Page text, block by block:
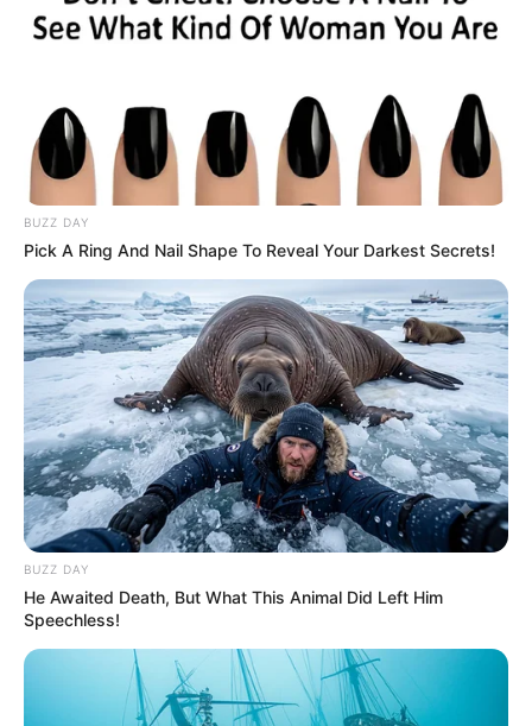
BUZZ DAY
Pick A Ring And Nail Shape To Reveal Your Darkest Secrets!
BUZZ DAY
He Awaited Death, But What This Animal Did Left Him
Speechless!